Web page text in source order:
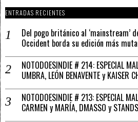
ENTRADAS RECIENTES
Del pogo británico al ‘mainstream’
Occident borda su edición más
NOTODOESINDIE # 214: ESPECIAL
UMBRA, LEÓN BENAVENTE y KAISER
NOTODOESINDIE # 213: ESPECIAL
CARMEN y MARÍA, DMASSO y